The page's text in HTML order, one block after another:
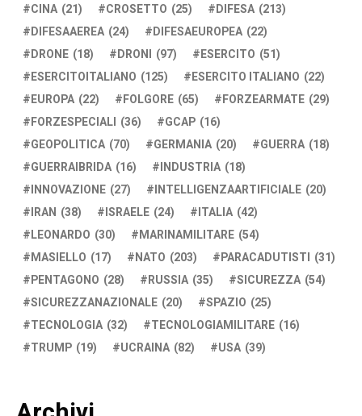
CINA (21) CROSETTO (25) DIFESA (213)
DIFESAAEREA (24) DIFESAEUROPEA (22)
DRONE (18) DRONI (97) ESERCITO (51)
ESERCITOITALIANO (125) ESERCITO ITALIANO (22)
EUROPA (22) FOLGORE (65) FORZEARMATE (29)
FORZESPECIALI (36) GCAP (16)
GEOPOLITICA (70) GERMANIA (20) GUERRA (18)
GUERRAIBRIDA (16) INDUSTRIA (18)
INNOVAZIONE (27) INTELLIGENZAARTIFICIALE (20)
IRAN (38) ISRAELE (24) ITALIA (42)
LEONARDO (30) MARINAMILITARE (54)
MASIELLO (17) NATO (203) PARACADUTISTI (31)
PENTAGONO (28) RUSSIA (35) SICUREZZA (54)
SICUREZZANAZIONALE (20) SPAZIO (25)
TECNOLOGIA (32) TECNOLOGIAMILITARE (16)
TRUMP (19) UCRAINA (82) USA (39)